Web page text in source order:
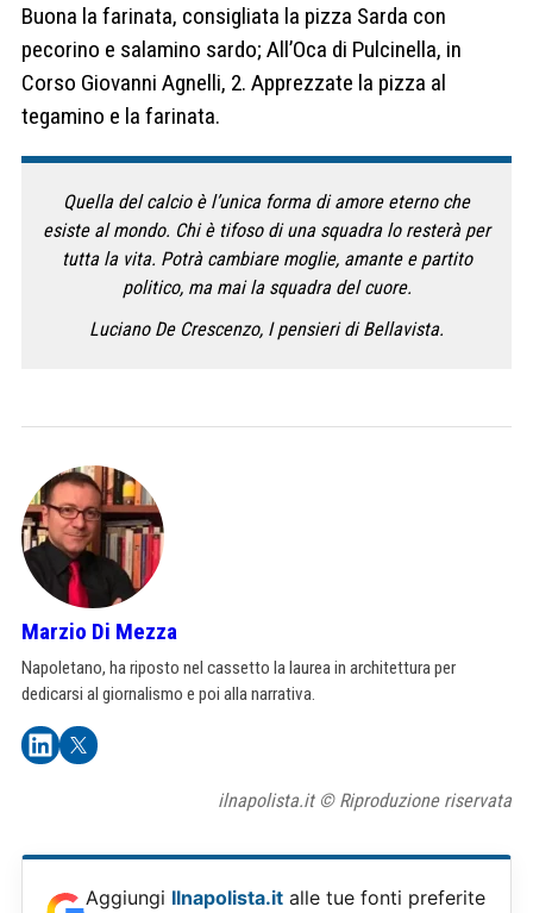
Buona la farinata, consigliata la pizza Sarda con
pecorino e salamino sardo; All’Oca di Pulcinella, in
Corso Giovanni Agnelli, 2. Apprezzate la pizza al
tegamino e la farinata.
Quella del calcio è l’unica forma di amore eterno che
esiste al mondo. Chi è tifoso di una squadra lo resterà per
tutta la vita. Potrà cambiare moglie, amante e partito
politico, ma mai la squadra del cuore.
Luciano De Crescenzo, I pensieri di Bellavista.
Marzio Di Mezza
Napoletano, ha riposto nel cassetto la laurea in architettura per
dedicarsi al giornalismo e poi alla narrativa.
ilnapolista.it © Riproduzione riservata
Aggiungi Ilnapolista.it alle tue fonti preferite